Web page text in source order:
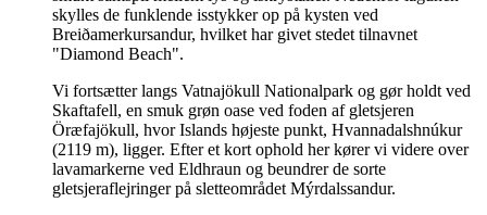
skylles de funklende isstykker op på kysten ved
Breiðamerkursandur, hvilket har givet stedet tilnavnet
"Diamond Beach".
Vi fortsætter langs Vatnajökull Nationalpark og gør holdt ved
Skaftafell, en smuk grøn oase ved foden af gletsjeren
Öræfajökull, hvor Islands højeste punkt, Hvannadalshnúkur
(2119 m), ligger. Efter et kort ophold her kører vi videre over
lavamarkerne ved Eldhraun og beundrer de sorte
gletsjeraflejringer på sletteområdet Mýrdalssandur.